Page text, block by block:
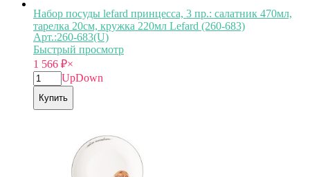
Набор посуды lefard принцесса, 3 пр.: салатник 470мл,
тарелка 20см, кружка 220мл Lefard (260-683)
Арт.:260-683(U)
Быстрый просмотр
1 566 ₽×
UpDown
Купить